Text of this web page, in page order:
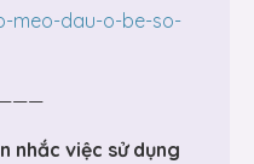
meo-dau-o-be-so-
nhắc việc sử dụng